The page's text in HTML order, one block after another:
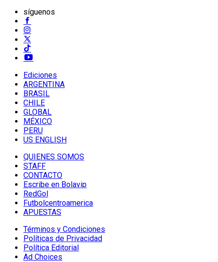
síguenos
Ediciones
ARGENTINA
BRASIL
CHILE
GLOBAL
MÉXICO
PERU
US ENGLISH
QUIENES SOMOS
STAFF
CONTACTO
Escribe en Bolavip
RedGol
Futbolcentroamerica
APUESTAS
Términos y Condiciones
Políticas de Privacidad
Política Editorial
Ad Choices